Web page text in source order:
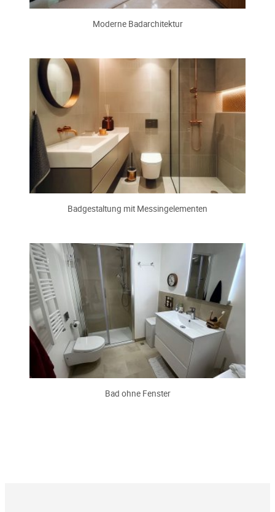
Moderne Badarchitektur
Badgestaltung mit Messingelementen
Bad ohne Fenster